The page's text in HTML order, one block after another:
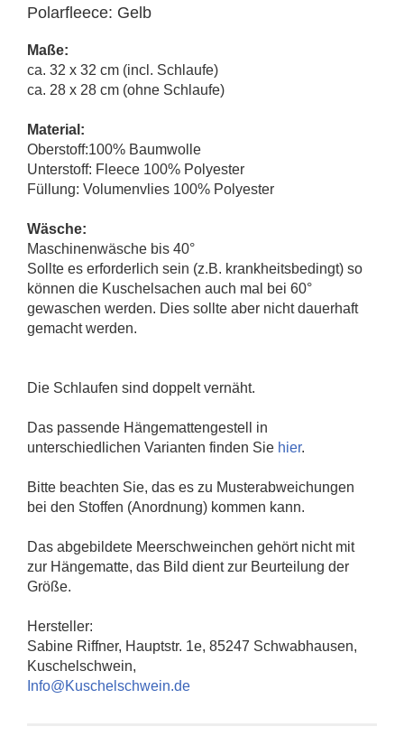
Polarfleece: Gelb
Maße:
ca. 32 x 32 cm (incl. Schlaufe)
ca. 28 x 28 cm (ohne Schlaufe)
Material:
Oberstoff:100% Baumwolle
Unterstoff: Fleece 100% Polyester
Füllung: Volumenvlies 100% Polyester
Wäsche:
Maschinenwäsche bis 40°
Sollte es erforderlich sein (z.B. krankheitsbedingt) so
können die Kuschelsachen auch mal bei 60°
gewaschen werden. Dies sollte aber nicht dauerhaft
gemacht werden.
Die Schlaufen sind doppelt vernäht.
Das passende Hängemattengestell in
unterschiedlichen Varianten finden Sie hier.
Bitte beachten Sie, das es zu Musterabweichungen
bei den Stoffen (Anordnung) kommen kann.
Das abgebildete Meerschweinchen gehört nicht mit
zur Hängematte, das Bild dient zur Beurteilung der
Größe.
Hersteller:
Sabine Riffner, Hauptstr. 1e, 85247 Schwabhausen,
Kuschelschwein,
Info@Kuschelschwein.de